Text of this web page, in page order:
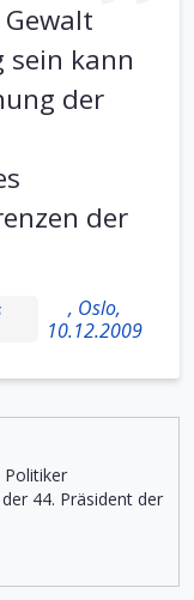
sein kann
der
der
, Oslo,
10.12.2009
Politiker
44. Präsident der